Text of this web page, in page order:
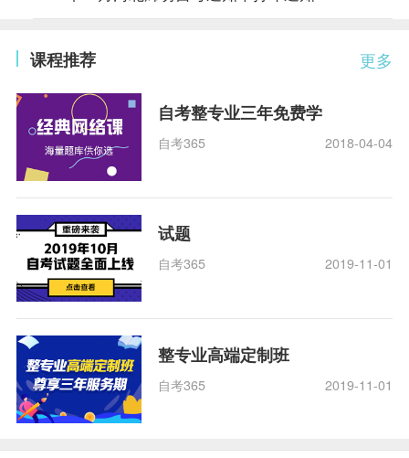
更多
课程推荐
自考整专业三年免费学
自考365 2018-04-04
试题
自考365 2019-11-01
整专业高端定制班
自考365 2019-11-01